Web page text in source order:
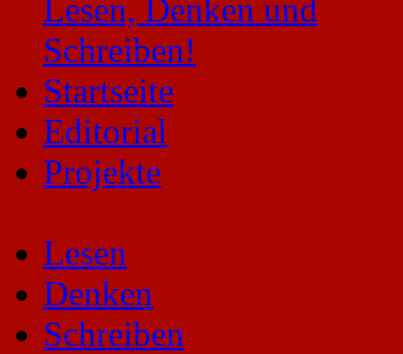
Startseite
Editorial
Projekte
Lesen
Denken
Schreiben